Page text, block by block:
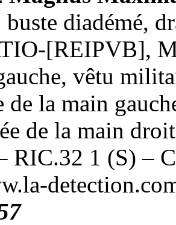
diadémé,
[REIPVB],
vêtu
de la main
de la main
RIC.32 1 (S) –